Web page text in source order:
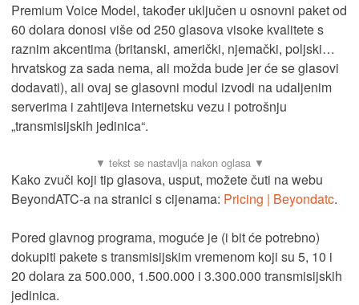
Premium Voice Model, također uključen u osnovni paket od
60 dolara donosi više od 250 glasova visoke kvalitete s
raznim akcentima (britanski, američki, njemački, poljski…
hrvatskog za sada nema, ali možda bude jer će se glasovi
dodavati), ali ovaj se glasovni modul izvodi na udaljenim
serverima i zahtijeva internetsku vezu i potrošnju
„transmisijskih jedinica“.
Kako zvuči koji tip glasova, usput, možete čuti na webu
BeyondATC-a na stranici s cijenama: Pricing | Beyondatc.
Pored glavnog programa, moguće je (i bit će potrebno)
dokupiti pakete s transmisijskim vremenom koji su 5, 10 i
20 dolara za 500.000, 1.500.000 i 3.300.000 transmisijskih
jedinica.